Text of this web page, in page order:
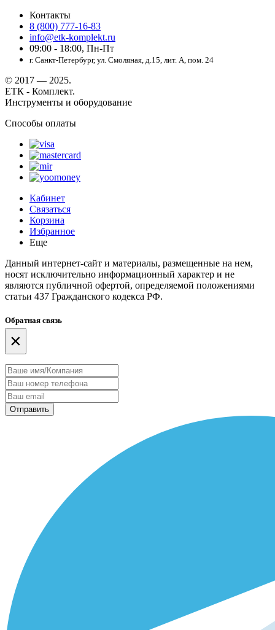
Контакты
8 (800) 777-16-83
info@etk-komplekt.ru
09:00 - 18:00, Пн-Пт
г. Санкт-Петербург, ул. Смоляная, д.15, лит. А, пом. 24
© 2017 — 2025.
ЕТК - Комплект.
Инструменты и оборудование
Способы оплаты
Кабинет
Связаться
Корзина
Избранное
Еще
Данный интернет-сайт и материалы, размещенные на нем,
носят исключительно информационный характер и не
являются публичной офертой, определяемой положениями
статьи 437 Гражданского кодекса РФ.
Обратная связь
×
Отправить